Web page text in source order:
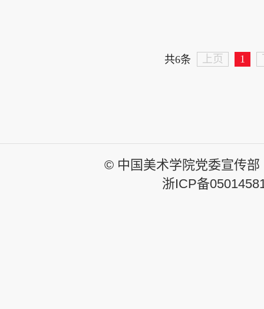
共6条 上页 1
© 中国美术学院党委宣传
浙ICP备